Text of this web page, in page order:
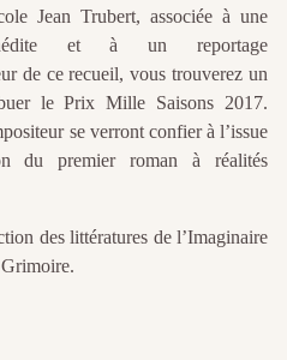
Jean Trubert, associée à une
et à un reportage
de ce recueil, vous trouverez un
le Prix Mille Saisons 2017.
se verront confier à l’issue
du premier roman à réalités
des littératures de l’Imaginaire